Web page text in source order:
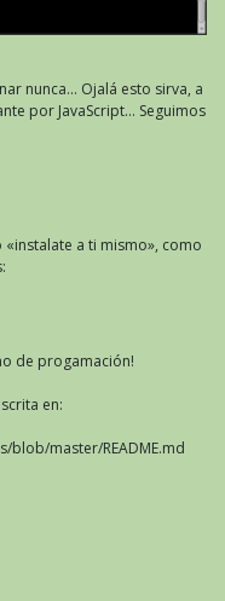
nunca… Ojalá esto sirva, a
por JavaScript… Seguimos
a ti mismo», como
de progamación!
en:
master/README.md